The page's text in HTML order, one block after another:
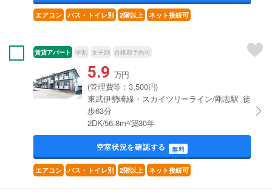
エアコン バス・トイレ別 2階以上 ネット接続可
賃貸アパート 学割 女子割 合格前予約可
5.9 万円
(管理費等：3,500円)
東武伊勢崎線・スカイツリーライン/剛志駅 徒
歩63分
2DK/56.8m²/築30年
空室状況を確認する 無料
エアコン バス・トイレ別 2階以上 ネット接続可